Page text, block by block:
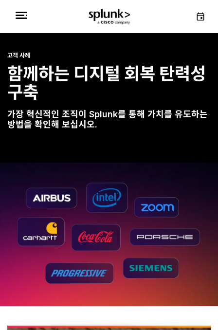
고객 사례
함께하는 디지털 회복 탄력성
구축
가장 혁신적인 조직이 Splunk를 통해 가치를 유도하는
방법을 확인해 보십시오.